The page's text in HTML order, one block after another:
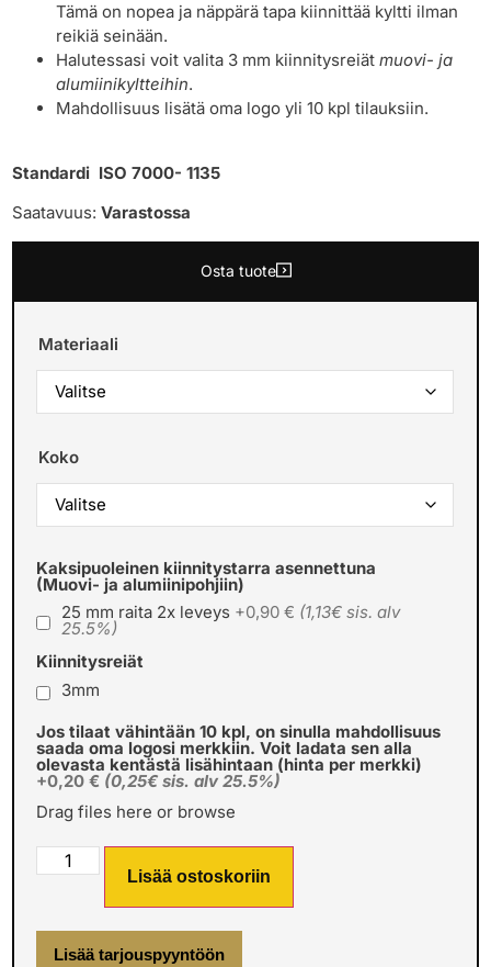
Tämä on nopea ja näppärä tapa kiinnittää kyltti ilman
reikiä seinään.
Halutessasi voit valita 3 mm kiinnitysreiätmuovi- ja
alumiinikyltteihin.
Mahdollisuus lisätä oma logo yli 10 kpl tilauksiin.
Standardi ISO 7000- 1135
Saatavuus:Varastossa
Osta tuote
Materiaali
Koko
Kaksipuoleinen kiinnitystarra asennettuna
(Muovi- ja alumiinipohjiin)
25 mm raita 2x leveys +0,90 € (1,13€ sis. alv
25.5%)
Kiinnitysreiät
3mm
Jos tilaat vähintään 10 kpl, on sinulla mahdollisuus
saada oma logosi merkkiin. Voit ladata sen alla
olevasta kentästä lisähintaan (hinta per merkki)
+0,20 € (0,25€ sis. alv 25.5%)
Drag files here or browse
Lisää ostoskoriin
Lisää tarjouspyyntöön